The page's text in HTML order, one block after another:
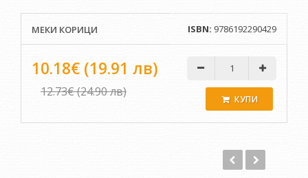
Книга, пълна с вълнуващи истории
В „Смели и различни“ ще прочетете за принцеси и царици,
народа; за българки, борили се наравно с мъжете за
освобождението на родината ни; за околосветски
МЕКИ КОРИЦИ ISBN: 9786192290429
10.18€ (19.91 лв)
12.73€ (24.90 лв)
КУПИ